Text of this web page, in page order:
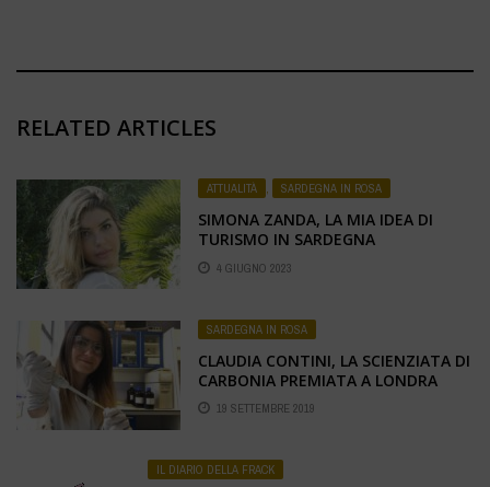
RELATED ARTICLES
ATTUALITÀ , SARDEGNA IN ROSA
SIMONA ZANDA, LA MIA IDEA DI
TURISMO IN SARDEGNA
4 GIUGNO 2023
SARDEGNA IN ROSA
CLAUDIA CONTINI, LA SCIENZIATA DI
CARBONIA PREMIATA A LONDRA
19 SETTEMBRE 2019
IL DIARIO DELLA FRACK